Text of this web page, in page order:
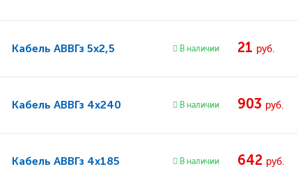
Кабель АВВГз 5x2,5 В наличии 21 руб.
Кабель АВВГз 4x240 В наличии 903 руб.
Кабель АВВГз 4x185 В наличии 642 руб.